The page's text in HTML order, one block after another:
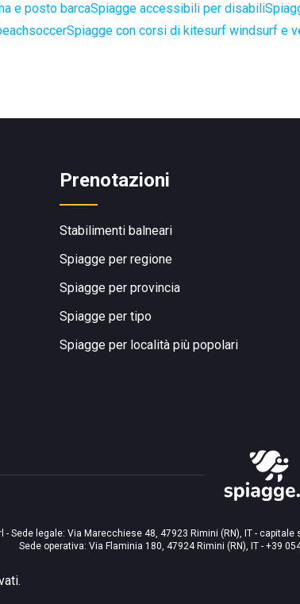
e posto barcaSpiagge accessibili per disabili
Spiagge con corsi di kitesurf windsurf e
Prenotazioni
Stabilimenti balneari
Spiagge per regione
Spiagge per provincia
Spiagge per tipo
Spiagge per località più popolari
- Sede legale: Via Marecchiese 48, 47923 Rimini (RN), IT -
Sede operativa: Via Flaminia 180, 47924 Rimini (RN), IT - +39